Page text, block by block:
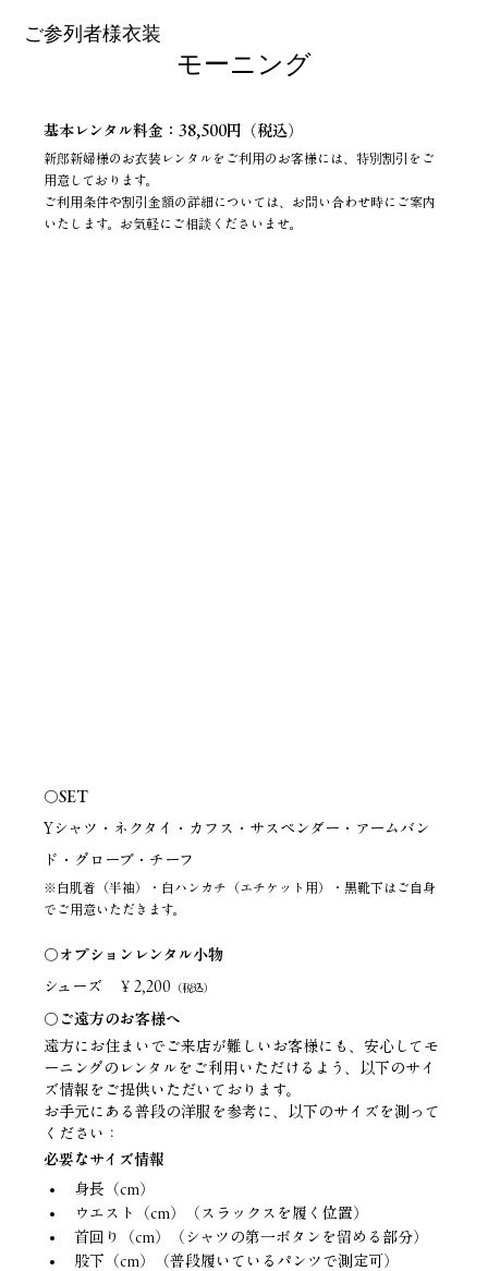
ご参列者様衣装
モーニング
基本レンタル料金：38,500円（税込）
新郎新婦様のお衣装レンタルをご利用のお客様には、特別割引をご
用意しております。
ご利用条件や割引金額の詳細については、お問い合わせ時にご案内
いたします。お気軽にご相談くださいませ。
〇SET
Yシャツ・ネクタイ・カフス・サスペンダー・アームバン
ド・グローブ・チーフ
※白肌着（半袖）・白ハンカチ（エチケット用）・黒靴下はご自身
でご用意いただきます。
〇オプションレンタル小物
シューズ ￥2,200 （税込）
〇ご遠方のお客様へ
遠方にお住まいでご来店が難しいお客様にも、安心してモ
ーニングのレンタルをご利用いただけるよう、以下のサイ
ズ情報をご提供いただいております。
お手元にある普段の洋服を参考に、以下のサイズを測って
ください：
必要なサイズ情報
身長（cm）
ウエスト（cm）（スラックスを履く位置）
首回り（cm）（シャツの第一ボタンを留める部分）
股下（cm）（普段履いているパンツで測定可）